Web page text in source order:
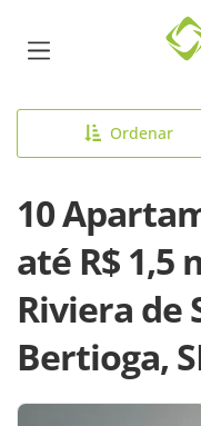
Ordenar
10
até R$ 1,5
Riviera de
Bertioga,